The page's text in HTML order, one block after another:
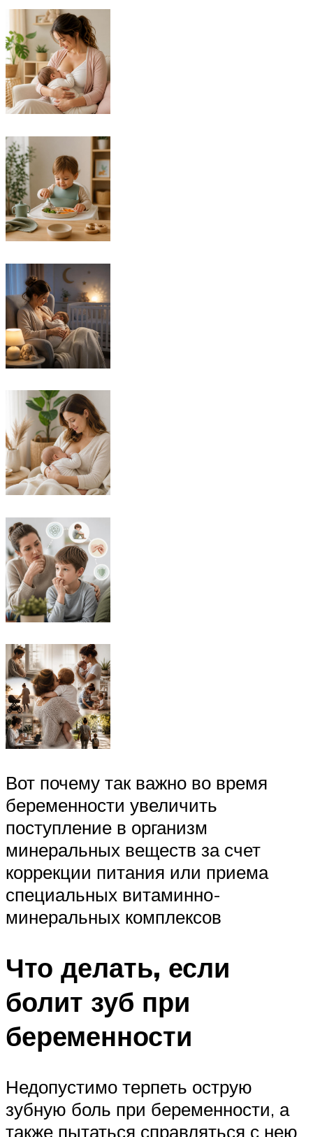
Вот почему так важно во время
беременности увеличить
поступление в организм
минеральных веществ за счет
коррекции питания или приема
специальных витаминно-
минеральных комплексов
Что делать, если
болит зуб при
беременности
Недопустимо терпеть острую
зубную боль при беременности, а
также пытаться справляться с нею